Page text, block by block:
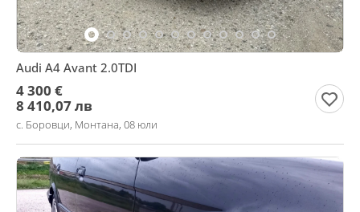
Audi A4 Avant 2.0TDI
4 300 €
8 410,07 лв
с. Боровци, Монтана, 08 юли